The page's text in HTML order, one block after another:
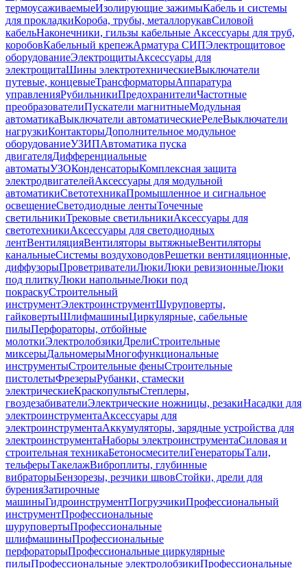
термоусаживаемыеИзолирующие зажимыКабель и системы
для прокладкиКороба, трубы, металлорукавСиловой
кабельНаконечники, гильзы кабельные Аксессуары для труб,
коробовКабельный крепежАрматура СИПЭлектрощитовое
оборудованиеЭлектрощитыАксессуары для
электрощитаШины электротехническиеВыключатели
путевые, концевыеТрансформаторыАппаратура
управленияРубильникиПредохранителиЧастотные
преобразователиПускатели магнитныеМодульная
автоматикаВыключатели автоматическиеРелеВыключатели
нагрузкиКонтакторыДополнительное модульное
оборудованиеУЗИПАвтоматика пуска
двигателяДифференциальные
автоматыУЗОКонденсаторыКомплексная защита
электродвигателейАксессуары для модульной
автоматикиСветотехникаПромышленное и сигнальное
освещениеСветодиодные лентыТочечные
светильникиТрековые светильникиАксессуары для
светотехникиАксессуары для светодиодных
лентВентиляцияВентиляторы вытяжныеВентиляторы
канальныеСистемы воздуховодовРешетки вентиляционные,
диффузорыПроветривателиЛюкиЛюки ревизионныеЛюки
под плиткуЛюки напольныеЛюки под
покраскуСтроительный
инструментЭлектроинструментШуруповерты,
гайковертыШлифмашиныЦиркулярные, сабельные
пилыПерфораторы, отбойные
молоткиЭлектролобзикиДрелиСтроительные
миксерыДальномерыМногофункциональные
инструментыСтроительные феныСтроительные
пистолетыФрезерыРубанки, стамески
электрическиеКраскопультыСтеплеры,
гвоздезабивателиЭлектрические ножницы, резакиНасадки для
электроинструментаАксессуары для
электроинструментаАккумуляторы, зарядные устройства для
электроинструментаНаборы электроинструментаСиловая и
строительная техникаБетоносмесителиГенераторыТали,
тельферыТакелажВиброплиты, глубинные
вибраторыБензорезы, резчики швовСтойки, дрели для
буренияЗатирочные
машиныГидроинструментПогрузчикиПрофессиональный
инструментПрофессиональные
шуруповертыПрофессиональные
шлифмашиныПрофессиональные
перфораторыПрофессиональные циркулярные
пилыПрофессиональные электролобзикиПрофессиональные